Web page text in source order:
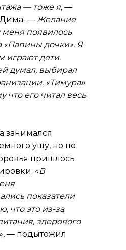
— тоже я, —
Дима. — Желание
меня появилось
«Папины дочки». Я
играют дети.
думал, выбирал
«Тимура»
что его читал весь
занимался
ушу, но по
пришлось
«В
показатели
что это из-за
здорового
— подытожил